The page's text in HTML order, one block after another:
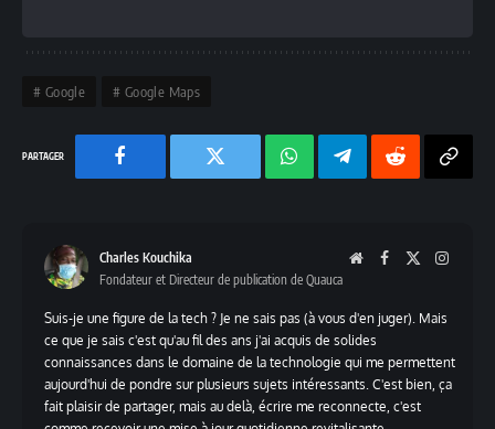
Google Google Maps
Facebook Twitter
Chaine
TelegramRedditCopy
Charles Kouchika WebsiteFacebook
Fondateur et Directeur de publication de Quauca
Suis-je une figure de la tech ? Je ne sais pas (à vous d'en juger). Mais
ce que je sais c'est qu'au fil des ans j'ai acquis de solides
connaissances dans le domaine de la technologie qui me permettent
aujourd'hui de pondre sur plusieurs sujets intéressants. C'est bien, ça
fait plaisir de partager, mais au delà, écrire me reconnecte, c'est